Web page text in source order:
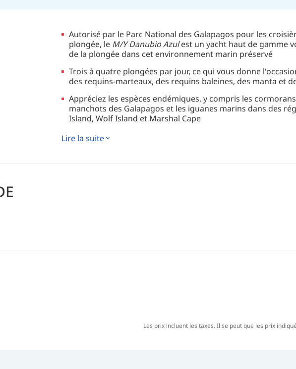
Autorisé par le Parc National des Galapagos pour les
plongée, le M/Y Danubio Azulest un yacht haut de gamme
de la plongée dans cet environnement marin préservé
Trois à quatre plongées par jour, ce qui vous donne
des requins-marteaux, des requins baleines, des manta et
Appréciez les espèces endémiques, y compris les
manchots des Galapagos et les iguanes marins dans des
Island, Wolf Island et Marshal Cape
Sur des itinéraires plus longs, profitez d'excursions au
Lire la suite
Les prix incluent les taxes. Il se peut que les prix